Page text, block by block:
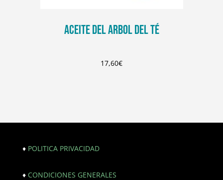
ACEITE DEL ARBOL DEL TÉ
17,60€
♦ POLITICA PRIVACIDAD
♦ CONDICIONES GENERALES